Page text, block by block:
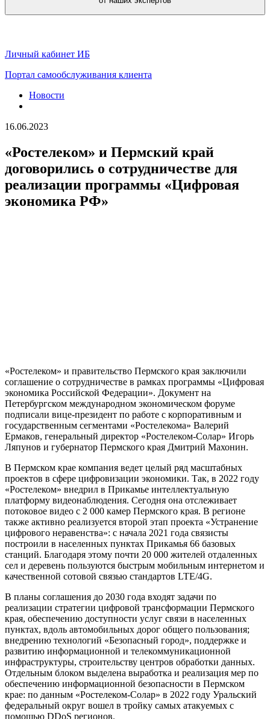
Личный кабинет ИБ
Портал самообслуживания клиента
Новости
16.06.2023
«Ростелеком» и Пермский край
договорились о сотрудничестве для
реализации программы «Цифровая
экономика РФ»
«Ростелеком» и правительство Пермского края заключили
соглашение о сотрудничестве в рамках программы «Цифровая
экономика Российской Федерации». Документ на
Петербургском международном экономическом форуме
подписали вице-президент по работе с корпоративным и
государственным сегментами «Ростелекома» Валерий
Ермаков, генеральный директор «Ростелеком-Солар» Игорь
Ляпунов и губернатор Пермского края Дмитрий Махонин.
В Пермском крае компания ведет целый ряд масштабных
проектов в сфере цифровизации экономики. Так, в 2022 году
«Ростелеком» внедрил в Прикамье интеллектуальную
платформу видеонаблюдения. Сегодня она отслеживает
потоковое видео с 2 000 камер Пермского края. В регионе
также активно реализуется второй этап проекта «Устранение
цифрового неравенства»: с начала 2021 года связисты
построили в населенных пунктах Прикамья 66 базовых
станций. Благодаря этому почти 20 000 жителей отдаленных
сел и деревень пользуются быстрым мобильным интернетом и
качественной сотовой связью стандартов LTE/4G.
В планы соглашения до 2030 года входят задачи по
реализации стратегии цифровой трансформации Пермского
края, обеспечению доступности услуг связи в населенных
пунктах, вдоль автомобильных дорог общего пользования;
внедрению технологий «Безопасный город», поддержке и
развитию информационной и телекоммуникационной
инфраструктуры, строительству центров обработки данных.
Отдельным блоком выделена выработка и реализация мер по
обеспечению информационной безопасности в Пермском
крае: по данным «Ростелеком-Солар» в 2022 году Уральский
федеральный округ вошел в тройку самых атакуемых с
помощью DDoS регионов.